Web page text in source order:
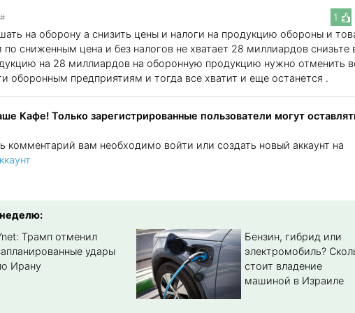
1
#
на оборону а снизить цены и налоги на продукцию обороны и
сниженным цена и без налогов не хватает 28 миллиардов снизьте
на 28 миллиардов на оборонную продукцию нужно отменить
оборонным предприятиям и тогда все хватит и еще останется .
Кафе! Только зарегистрированные пользователи могут
комментарий вам необходимо войти или создать новый аккаунт на
Трамп отменил
удары
Ирану
Бензин, гибрид или
электромобиль?
стоит владение
машиной в Израиле